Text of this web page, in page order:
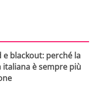
e blackout: perché la
è sempre più